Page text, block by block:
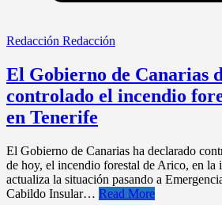
Redacción Redacción
El Gobierno de Canarias
controlado el incendio
en Tenerife
El Gobierno de Canarias ha declarado
de hoy, el incendio forestal de Arico, en la
actualiza la situación pasando a
Cabildo Insular… Read More